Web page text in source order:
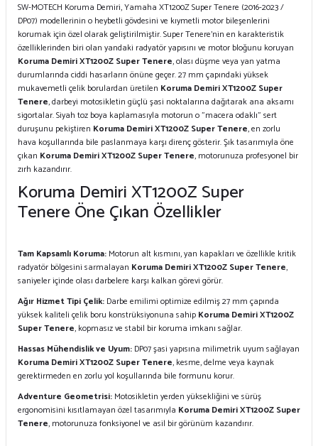
SW-MOTECH Koruma Demiri, Yamaha XT1200Z Super Tenere (2016-2023 /
DP07) modellerinin o heybetli gövdesini ve kıymetli motor bileşenlerini
korumak için özel olarak geliştirilmiştir. Super Tenere’nin en karakteristik
özelliklerinden biri olan yandaki radyatör yapısını ve motor bloğunu koruyan
Koruma Demiri XT1200Z Super Tenere, olası düşme veya yan yatma
durumlarında ciddi hasarların önüne geçer. 27 mm çapındaki yüksek
mukavemetli çelik borulardan üretilen Koruma Demiri XT1200Z Super
Tenere, darbeyi motosikletin güçlü şasi noktalarına dağıtarak ana aksamı
sigortalar. Siyah toz boya kaplamasıyla motorun o "macera odaklı" sert
duruşunu pekiştiren Koruma Demiri XT1200Z Super Tenere, en zorlu
hava koşullarında bile paslanmaya karşı direnç gösterir. Şık tasarımıyla öne
çıkan Koruma Demiri XT1200Z Super Tenere, motorunuza profesyonel bir
zırh kazandırır.
Koruma Demiri XT1200Z Super
Tenere Öne Çıkan Özellikler
Tam Kapsamlı Koruma: Motorun alt kısmını, yan kapakları ve özellikle kritik
radyatör bölgesini sarmalayan Koruma Demiri XT1200Z Super Tenere,
saniyeler içinde olası darbelere karşı kalkan görevi görür.
Ağır Hizmet Tipi Çelik: Darbe emilimi optimize edilmiş 27 mm çapında
yüksek kaliteli çelik boru konstrüksiyonuna sahip Koruma Demiri XT1200Z
Super Tenere, kopmasız ve stabil bir koruma imkanı sağlar.
Hassas Mühendislik ve Uyum: DP07 şasi yapısına milimetrik uyum sağlayan
Koruma Demiri XT1200Z Super Tenere, kesme, delme veya kaynak
gerektirmeden en zorlu yol koşullarında bile formunu korur.
Adventure Geometrisi: Motosikletin yerden yüksekliğini ve sürüş
ergonomisini kısıtlamayan özel tasarımıyla Koruma Demiri XT1200Z Super
Tenere, motorunuza fonksiyonel ve asil bir görünüm kazandırır.